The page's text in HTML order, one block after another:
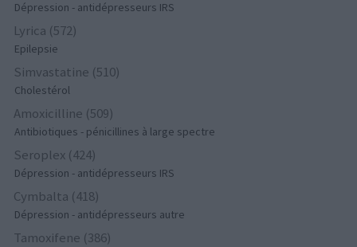
Dépression - antidépresseurs IRS
Lyrica (572)
Epilepsie
Simvastatine (510)
Cholestérol
Amoxicilline (509)
Antibiotiques - pénicillines à large spectre
Seroplex (424)
Dépression - antidépresseurs IRS
Cymbalta (418)
Dépression - antidépresseurs autre
Tamoxifene (386)